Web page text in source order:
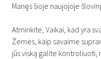
Manęs šioje naujojoje
Atminkite, Vaikai, kad yra
Žemės, kaip savaime
jūs viską galite kontroliuoti,